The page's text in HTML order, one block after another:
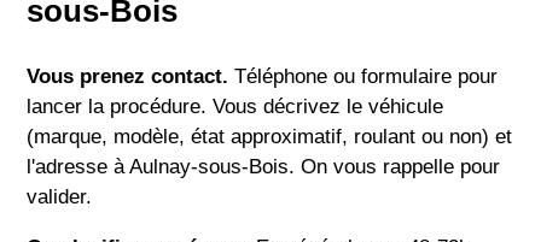
sous-Bois
Vous prenez contact. Téléphone ou formulaire pour
lancer la procédure. Vous décrivez le véhicule
(marque, modèle, état approximatif, roulant ou non) et
l'adresse à Aulnay-sous-Bois. On vous rappelle pour
valider.